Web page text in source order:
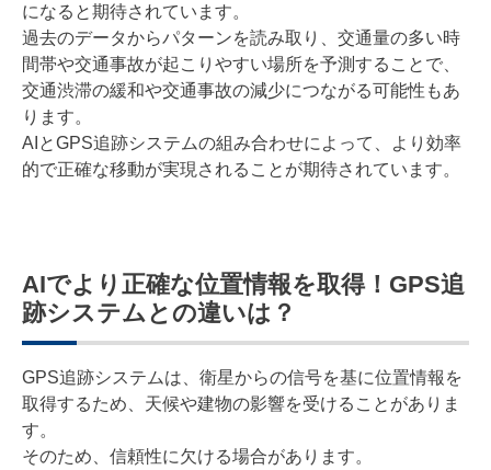
になると期待されています。
過去のデータからパターンを読み取り、交通量の多い時
間帯や交通事故が起こりやすい場所を予測することで、
交通渋滞の緩和や交通事故の減少につながる可能性もあ
ります。
AIとGPS追跡システムの組み合わせによって、より効率
的で正確な移動が実現されることが期待されています。
AIでより正確な位置情報を取得！GPS追
跡システムとの違いは？
GPS追跡システムは、衛星からの信号を基に位置情報を
取得するため、天候や建物の影響を受けることがありま
す。
そのため、信頼性に欠ける場合があります。